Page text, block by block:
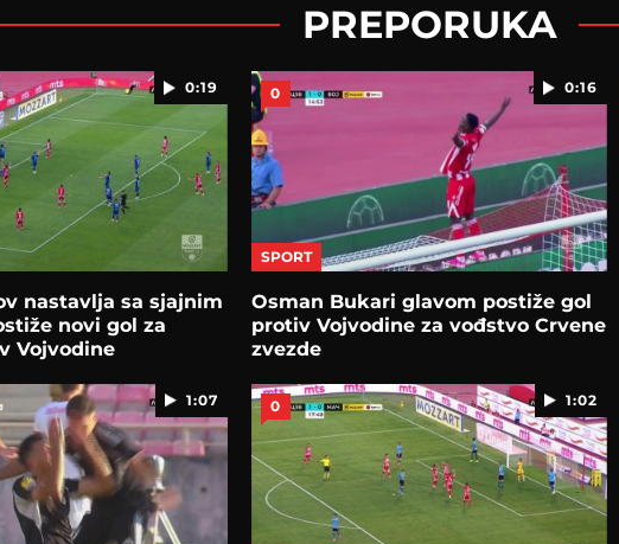
PREPORUKA
0:19
nastavlja sa sjajnim
novi gol za
Vojvodine
0:16
0
SPORT
Osman Bukari glavom postiže gol
protiv Vojvodine za vođstvo Crvene
zvezde
1:07 1:02
0